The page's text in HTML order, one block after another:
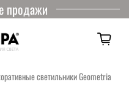
продажи
светильники Geometria